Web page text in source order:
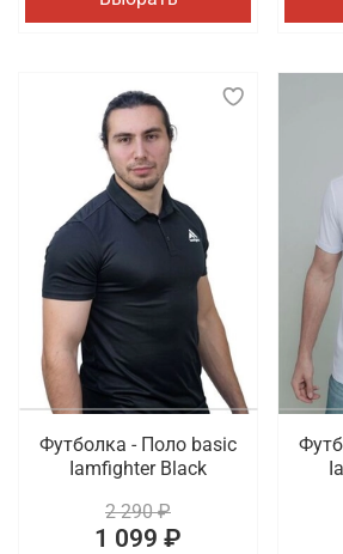
Футболка - Поло basic
Iamfighter Black
2 290 ₽
1 099 ₽